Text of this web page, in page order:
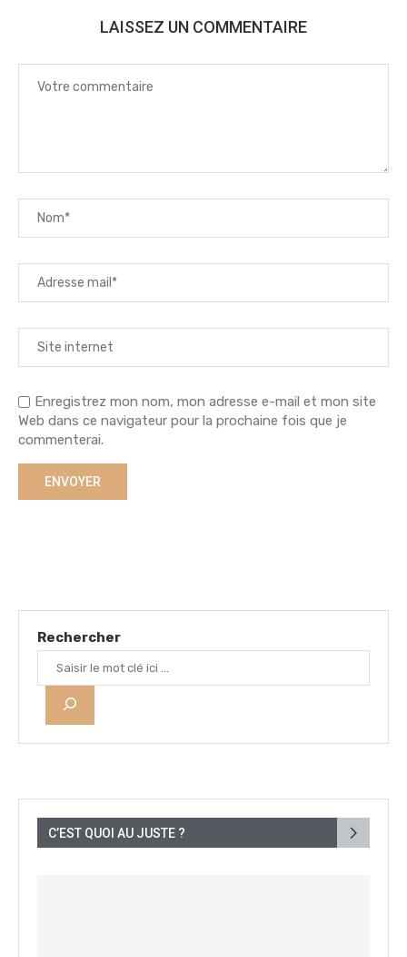
LAISSEZ UN COMMENTAIRE
Enregistrez mon nom, mon adresse e-mail et mon site
Web dans ce navigateur pour la prochaine fois que je
commenterai.
Rechercher
C’EST QUOI AU JUSTE ?